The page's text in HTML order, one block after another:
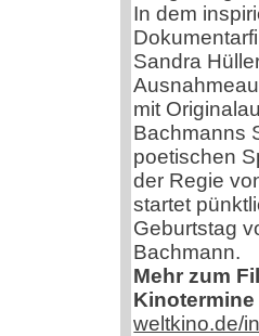
In dem
Sandra
mit
Bachmanns
poetischen
der Regie
startet
Geburtstag
Bachmann.
Mehr zum
weltkino.de/